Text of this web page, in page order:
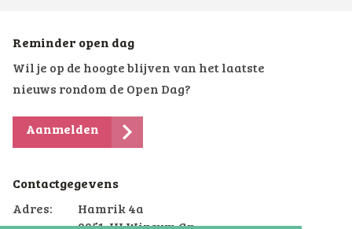
Reminder open dag
Wil je op de hoogte blijven van het laatste
nieuws rondom de Open Dag?
Aanmelden
Contactgegevens
Adres:
Hamrik 4a